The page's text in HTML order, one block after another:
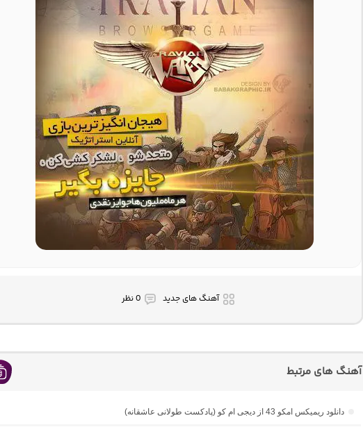
آهنگ های جدید 0 نظر
آهنگ های مرتبط
دانلود ریمیکس امکو 43 از دیجی ام کو (پادکست طولانی عاشقانه)